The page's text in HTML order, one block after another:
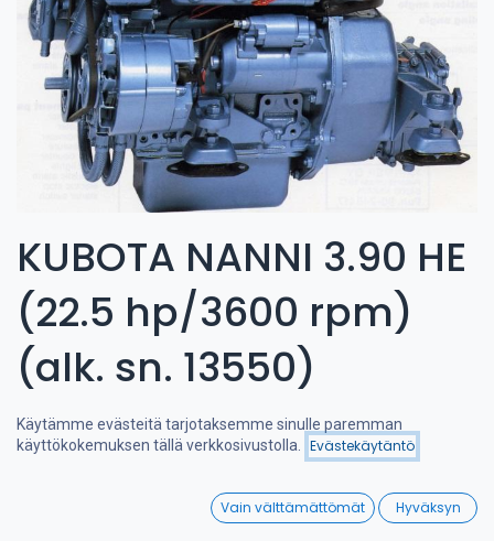
Suosituimmat
Wishlist
KUBOTA NANNI 3.90 HE
(22.5 hp/3600 rpm)
(alk. sn. 13550)
Käytämme evästeitä tarjotaksemme sinulle paremman
käyttökokemuksen tällä verkkosivustolla.
Evästekäytäntö
Vain välttämättömät Hyväksyn